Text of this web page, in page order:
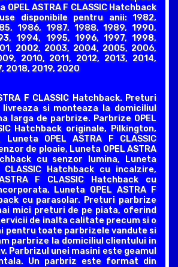
OPEL ASTRA F CLASSIC Hatchback
disponibile pentru anii: 1982,
1986, 1987, 1988, 1989, 1990,
1994, 1995, 1996, 1997, 1998,
2002, 2003, 2004, 2005, 2006,
2010, 2011, 2012, 2013, 2014,
2018, 2019, 2020
F CLASSIC Hatchback. Preturi
livreaza si monteaza la domiciliul
larga de parbrize. Parbrize OPEL
Hatchback originale, Pilkington,
Luneta OPEL ASTRA F CLASSIC
de ploaie, Luneta OPEL ASTRA
cu senzor lumina, Luneta
CLASSIC Hatchback cu incalzire,
F CLASSIC Hatchback cu
Luneta OPEL ASTRA F
cu parasolar. Preturi parbrize
mici preturi de pe piata, oferind
de inalta calitate precum si o
pentru toate parbrizele vandute si
parbrize la domiciliul clientului in
Parbrizul unei masini este geamul
Un parbriz este format din